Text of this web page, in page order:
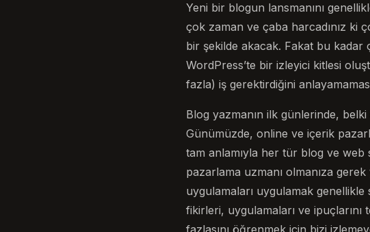
Yeni bir blogun lansmanını
çok zaman ve çaba harcadınız ki
bir şekilde akacak. Fakat bu kadar
WordPress’te bir izleyici kitlesi
fazla) iş gerektirdiğini
Blog yazmanın ilk günlerinde,
Günümüzde, online ve içerik
tam anlamıyla her tür blog ve web
pazarlama uzmanı olmanıza
uygulamaları uygulamak
fikirleri, uygulamaları ve